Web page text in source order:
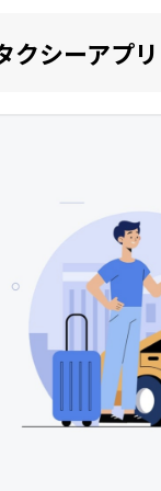
クシーアプ